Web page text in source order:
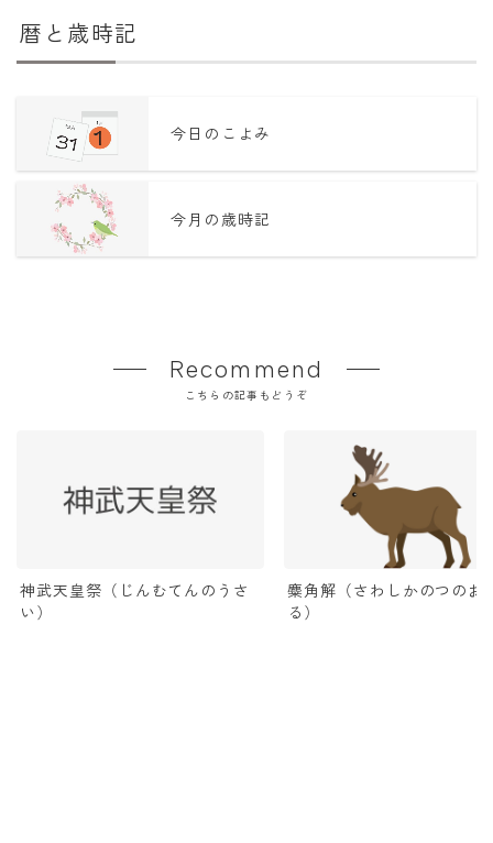
暦と歳時記
今日のこよみ
今月の歳時記
Recommend
こちらの記事もどうぞ
神武天皇祭（じんむてんのうさ
い）
麋角解（さわしかのつのお
る）